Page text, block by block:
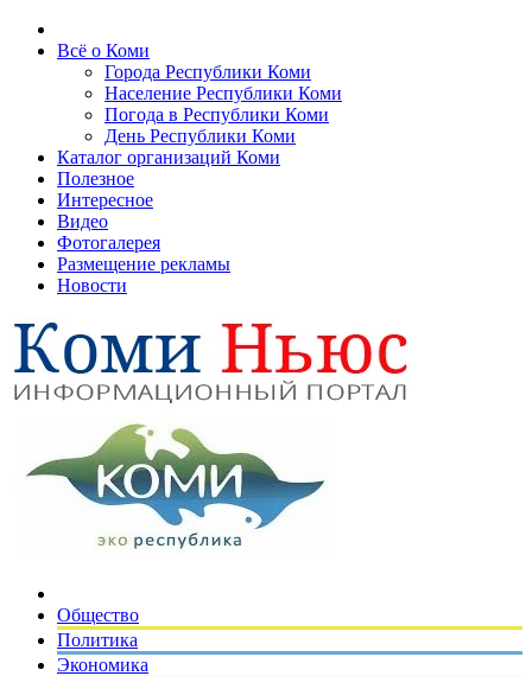
Всё о Коми
Города Республики Коми
Население Республики Коми
Погода в Республики Коми
День Республики Коми
Каталог организаций Коми
Полезное
Интересное
Видео
Фотогалерея
Размещение рекламы
Новости
Общество
Политика
Экономика